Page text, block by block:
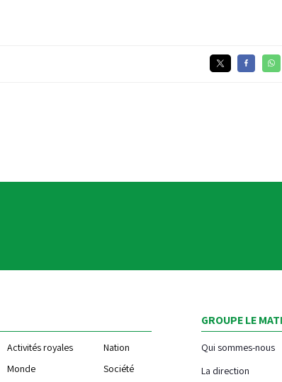
Activités royales
Nation
Monde Société
GROUPE LE
Qui sommes-nous
La direction